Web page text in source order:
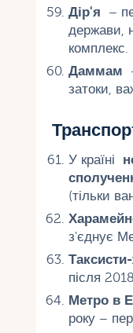
Дір'я –
держави,
комплекс.
Даммам
затоки,
У країні
(тільки
з'єднує
після
Метро в
року –